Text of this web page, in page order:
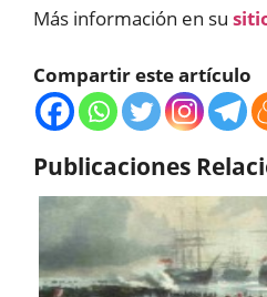
Más información en su
Compartir este artículo
Publicaciones